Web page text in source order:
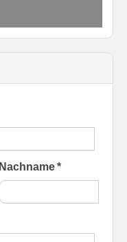
Nachname *